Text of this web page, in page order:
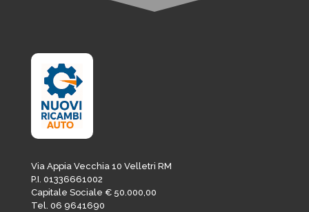
Via Appia Vecchia 10 Velletri RM
P.I. 01336661002
Capitale Sociale € 50.000,00
Tel. 06 9641690